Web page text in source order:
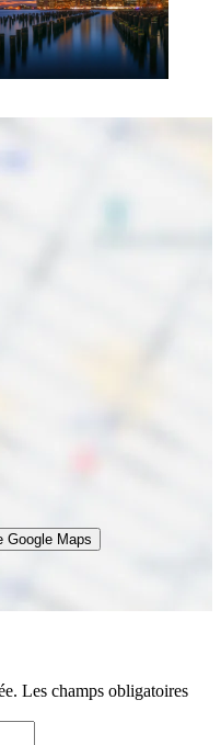
Google Maps
Les champs obligatoires